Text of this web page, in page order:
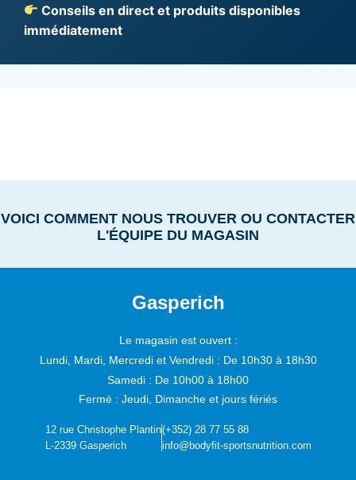
Conseils en direct et produits disponibles
immédiatement
VOICI COMMENT NOUS TROUVER OU CONTACTER
L'ÉQUIPE DU MAGASIN
Gasperich
Le magasin est ouvert :
Lundi, Mardi, Mercredi et Vendredi : De 10h30 à 18h30
Samedi : De 10h00 à 18h00
Fermé : Jeudi, Dimanche et jours fériés
12 rue Christophe Plantin
L-2339 Gasperich
(+352) 28 77 55 88
info@bodyfit-sportsnutrition.com